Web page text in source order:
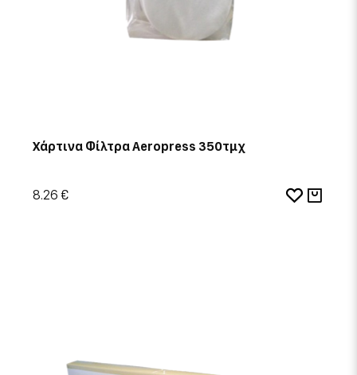
Χάρτινα Φίλτρα Aeropress 350τμχ
8.26 €